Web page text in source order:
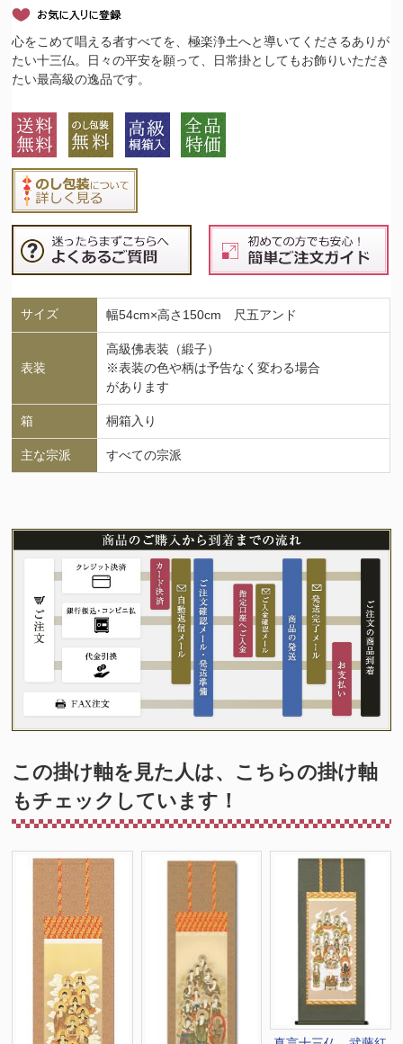
心をこめて唱える者すべてを、極楽浄土へと導いてくださるありが
たい十三仏。日々の平安を願って、日常掛としてもお飾りいただき
たい最高級の逸品です。
サイズ 幅54cm×高さ150cm 尺五アンド
表装
高級佛表装（緞子）
※表装の色や柄は予告なく変わる場合
があります
箱 桐箱入り
主な宗派 すべての宗派
この掛け軸を見た人は、こちらの掛け軸
もチェックしています！